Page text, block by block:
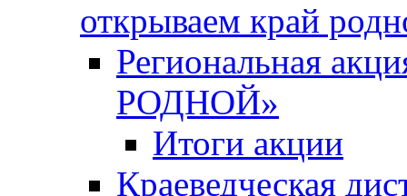
открываем край
Региональная
РОДНОЙ»
Итоги акции
Краеведческая